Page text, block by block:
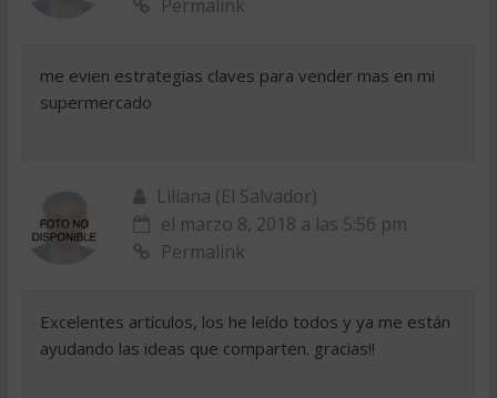
Permalink
me evien estrategias claves para vender mas en mi
supermercado
Liliana (El Salvador)
el marzo 8, 2018 a las 5:56 pm
Permalink
Excelentes artículos, los he leído todos y ya me están
ayudando las ideas que comparten. gracias!!